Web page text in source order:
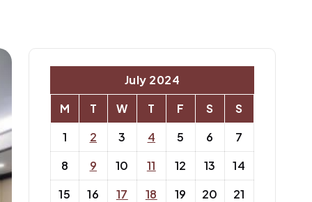
July 2024
M
T W T F S
S
1
2 3 4 5 6
7
8
9 10 11 12 13
14
15
16 17 18 19 20
21